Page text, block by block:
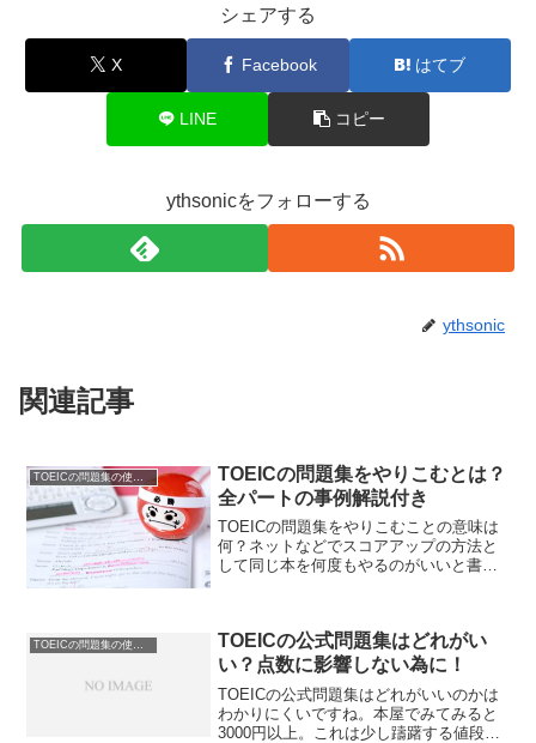
シェアする
X Facebook はてブ
LINE コピー
ythsonicをフォローする
ythsonic
関連記事
TOEICの問題集をやりこむとは？
全パートの事例解説付き
TOEICの問題集をやりこむことの意味は
何？ネットなどでスコアアップの方法と
して同じ本を何度もやるのがいいと書い
のかを具体事例で解説します。
TOEICの公式問題集はどれがい
い？点数に影響しない為に！
TOEICの公式問題集はどれがいいのかは
わかりにくいですね。本屋でみてみると
3000円以上。これは少し躊躇する値段で